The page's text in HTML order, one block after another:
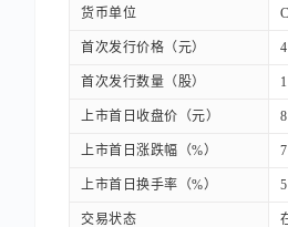
货币单位
首次发行价格（元）
首次发行数量（股）
上市首日收盘价（元）
上市首日涨跌幅（%）
上市首日换手率（%）
交易状态